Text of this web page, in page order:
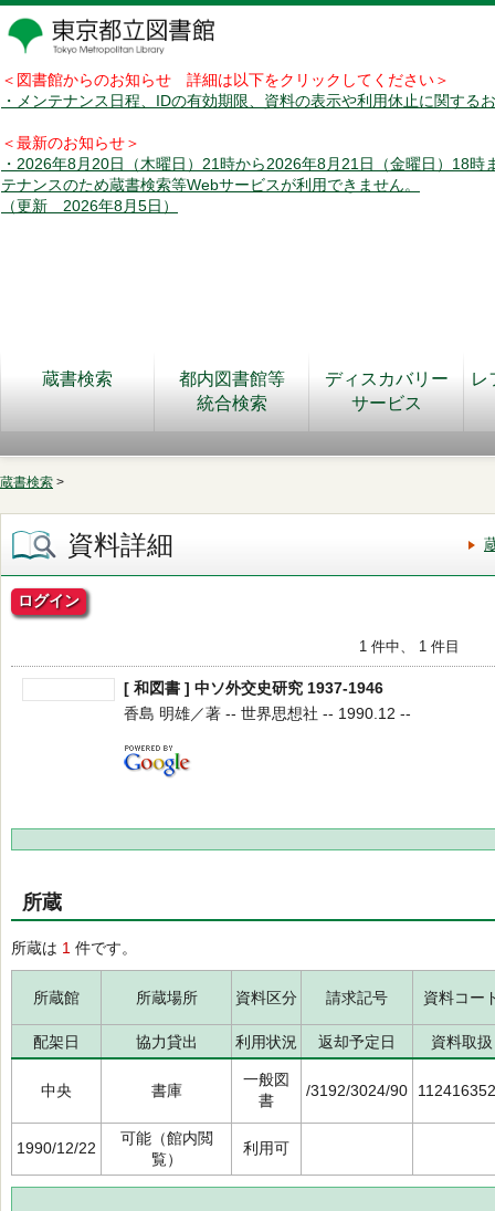
＜図書館からのお知らせ 詳細は以下をクリックしてください＞
・メンテナンス日程、IDの有効期限、資料の表示や利用休止に関する
＜最新のお知らせ＞
・2026年8月20日（木曜日）21時から2026年8月21日（金曜日）18時
テナンスのため蔵書検索等Webサービスが利用できません。
（更新 2026年8月5日）
蔵書検索
都内図書館等
統合検索
ディスカバリー
サービス
レ
蔵書検索 >
資料詳細
ログイン
1 件中、 1 件目
[ 和図書 ] 中ソ外交史研究 1937-1946
香島 明雄／著 -- 世界思想社 -- 1990.12 --
所蔵
所蔵は 1 件です。
所蔵館 所蔵場所 資料区分 請求記号 資料コー
配架日 協力貸出 利用状況 返却予定日 資料取扱
中央 書庫
一般図
書
/3192/3024/90
1990/12/22
可能（館内閲
覧）
利用可